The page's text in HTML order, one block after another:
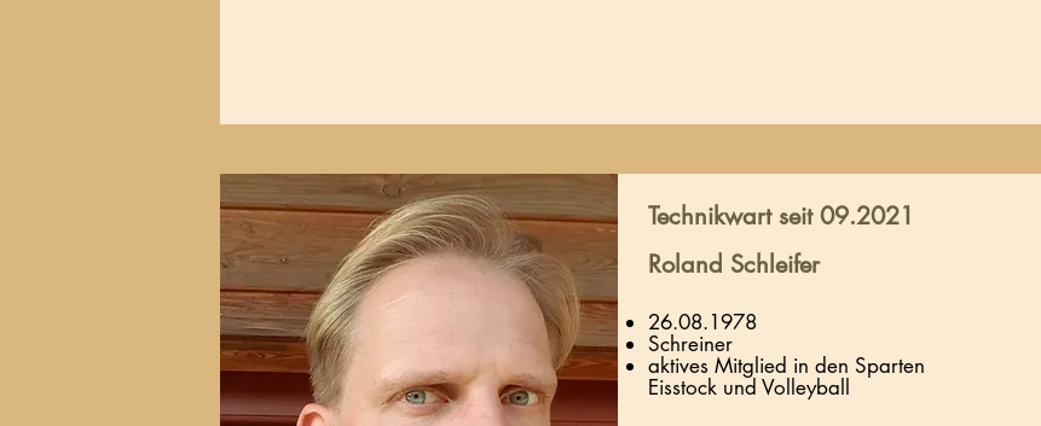
26.08.1978
Schreiner
aktives Mitglied in den Sparten
Eisstock und Volleyball
Technikwart seit 09.2021
Roland Schleifer